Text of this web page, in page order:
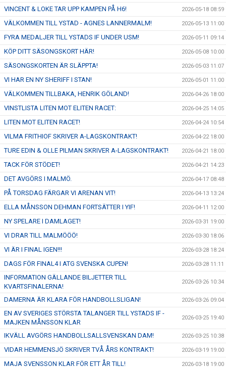
VINCENT & LOKE TAR UPP KAMPEN PÅ H6! 2026-05-18 08:59
VÄLKOMMEN TILL YSTAD - AGNES LANNERMALM! 2026-05-13 11:00
FYRA MEDALJER TILL YSTADS IF UNDER USM! 2026-05-11 09:14
KÖP DITT SÄSONGSKORT HÄR! 2026-05-08 10:00
SÄSONGSKORTEN ÄR SLÄPPTA! 2026-05-03 11:07
VI HAR EN NY SHERIFF I STAN! 2026-05-01 11:00
VÄLKOMMEN TILLBAKA, HENRIK GÖLAND! 2026-04-26 18:00
VINSTLISTA LITEN MOT ELITEN RACET: 2026-04-25 14:05
LITEN MOT ELITEN RACET! 2026-04-24 10:54
VILMA FRITHIOF SKRIVER A-LAGSKONTRAKT! 2026-04-22 18:00
TURE EDIN & OLLE PILMAN SKRIVER A-LAGSKONTRAKT! 2026-04-21 18:00
TACK FÖR STÖDET! 2026-04-21 14:23
DET AVGÖRS I MALMÖ. 2026-04-17 08:48
PÅ TORSDAG FÄRGAR VI ARENAN VIT! 2026-04-13 13:24
ELLA MÅNSSON DEHMAN FORTSÄTTER I YIF! 2026-04-11 12:00
NY SPELARE I DAMLAGET! 2026-03-31 19:00
VI DRAR TILL MALMÖÖÖ! 2026-03-30 18:06
VI ÄR I FINAL IGEN!!! 2026-03-28 18:24
DAGS FÖR FINAL4 I ATG SVENSKA CUPEN! 2026-03-28 11:11
INFORMATION GÄLLANDE BILJETTER TILL
KVARTSFINALERNA!
2026-03-26 10:34
DAMERNA ÄR KLARA FÖR HANDBOLLSLIGAN! 2026-03-26 09:04
EN AV SVERIGES STÖRSTA TALANGER TILL YSTADS IF -
MAJKEN MÅNSSON KLAR
2026-03-25 19:40
IKVÄLL AVGÖRS HANDBOLLSALLSVENSKAN DAM! 2026-03-25 10:38
VIDAR HEMMENSJÖ SKRIVER TVÅ ÅRS KONTRAKT! 2026-03-19 19:00
MAJA SVENSSON KLAR FÖR ETT ÅR TILL! 2026-03-18 19:00